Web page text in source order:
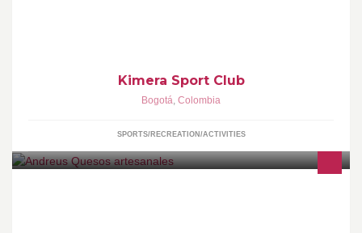
Kimera Sport Club
Bogotá, Colombia
SPORTS/RECREATION/ACTIVITIES